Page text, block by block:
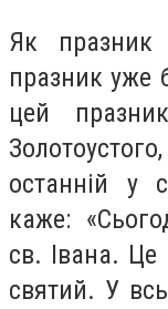
Як празник
празник уже
цей
останній у
каже:
св. Івана. Це
святий. У